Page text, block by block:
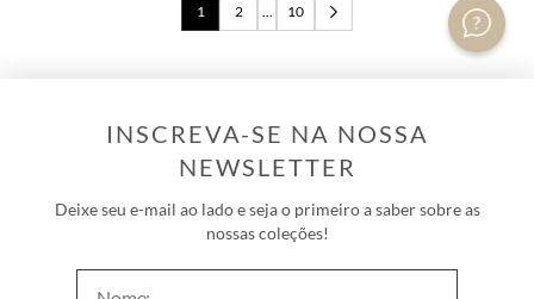
1 2 10
INSCREVA-SE NA NOSSA
NEWSLETTER
Deixe seu e-mail ao lado e seja o primeiro a saber sobre as
nossas coleções!